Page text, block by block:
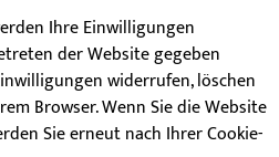
Ihre Einwilligungen
der Website gegeben
widerrufen, löschen
Browser. Wenn Sie die Website
Sie erneut nach Ihrer Cookie-